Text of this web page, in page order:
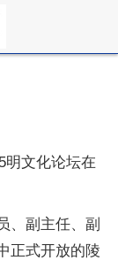
明文化论坛在
、副主任、副
正式开放的陵